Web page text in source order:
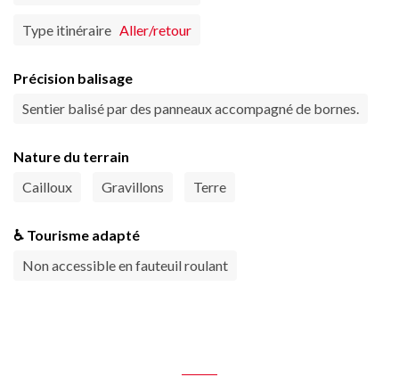
Type itinéraire Aller/retour
Précision balisage
Sentier balisé par des panneaux accompagné de bornes.
Nature du terrain
Cailloux
Gravillons Terre
♿ Tourisme adapté
Non accessible en fauteuil roulant